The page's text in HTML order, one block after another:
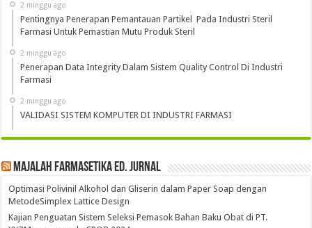
2 minggu ago
Pentingnya Penerapan Pemantauan Partikel Pada Industri Steril
Farmasi Untuk Pemastian Mutu Produk Steril
2 minggu ago
Penerapan Data Integrity Dalam Sistem Quality Control Di Industri
Farmasi
2 minggu ago
VALIDASI SISTEM KOMPUTER DI INDUSTRI FARMASI
Majalah Farmasetika Ed. Jurnal
Optimasi Polivinil Alkohol dan Gliserin dalam Paper Soap dengan
MetodeSimplex Lattice Design
Kajian Penguatan Sistem Seleksi Pemasok Bahan Baku Obat di PT.